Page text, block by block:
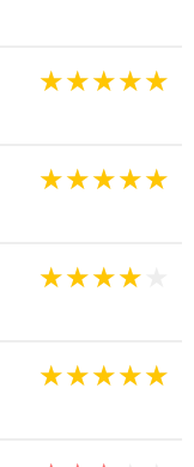
★★★★★
★★★★★
★★★★
★★★★★